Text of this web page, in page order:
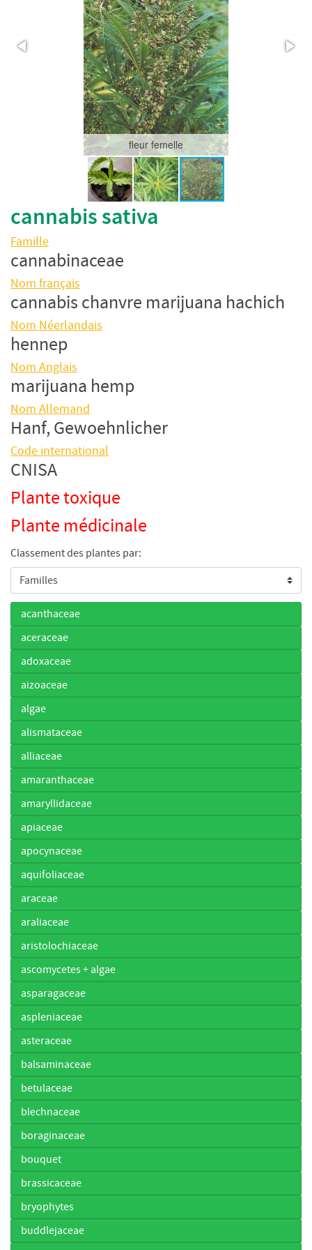
Classement des plantes par:
acanthaceae
aceraceae
adoxaceae
aizoaceae
algae
alismataceae
alliaceae
amaranthaceae
amaryllidaceae
apiaceae
apocynaceae
aquifoliaceae
araceae
araliaceae
aristolochiaceae
ascomycetes + algae
asparagaceae
aspleniaceae
asteraceae
balsaminaceae
betulaceae
blechnaceae
boraginaceae
bouquet
brassicaceae
bryophytes
buddlejaceae
fleur femelle
cannabis sativa
Famille
cannabinaceae
Nom français
cannabis chanvre marijuana hachich
Nom Néerlandais
hennep
Nom Anglais
marijuana hemp
Nom Allemand
Hanf, Gewoehnlicher
Code international
CNISA
Plante toxique
Plante médicinale